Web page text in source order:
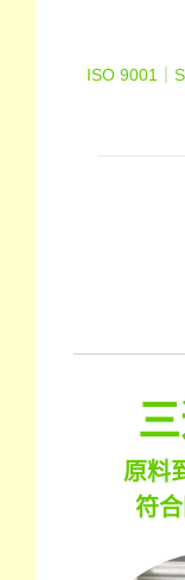
ISO 9001｜
原料
符